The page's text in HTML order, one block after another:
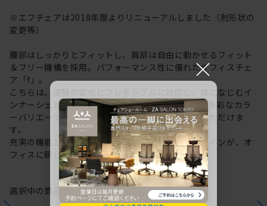
※エフチェアは2018年度よりリニューアルしました（肘形状の
変更等）
腰部はしっかりとフィットし、肩部は自由に動かせるフィット
＆フリー機構を採用。パフォーマンス性に優れたオフィスチェ
ア「f」。
こちらは、姿勢の変化にフレキシブルに対応し、体になじむイ
ンナーシェルを内包したクロスバックタイプです。多彩なカラ
ーバリエーションから、お好みのカラーをお選びいただけま
す。
充実の機能と一体となった透明感のある美しいデザインが、オ
フィスに新しい風を運びます。
選択中の商品情報保証注意事項
×